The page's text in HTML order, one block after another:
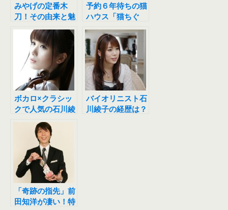
みやげの定番木
刀！その由来と魅
力の謎を考察しま
す【怒り新党でも
議論】
予約６年待ちの猫
ハウス「猫ちぐ
ら」とは！？由
来・価格・入手方
法は？？
ボカロ×クラシッ
クで人気の石川綾
子の新作CINEMA
CLASSIC！気に
なる内容は？
バイオリニスト石
川綾子の経歴は？
「奇跡の指先」前
田知洋が凄い！特